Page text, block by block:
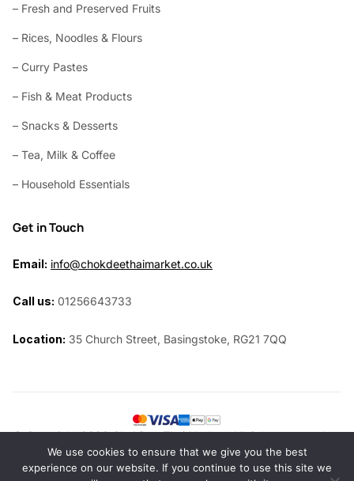
– Fresh and Preserved Fruits
– Rices, Noodles & Flours
– Curry Pastes
– Fish & Meat Products
– Snacks & Desserts
– Tea, Milk & Coffee
– Household Essentials
Get in Touch
Email: info@chokdeethaimarket.co.uk
Call us: 01256643733
Location: 35 Church Street, Basingstoke, RG21 7QQ
© Copyright 2026 ChokDee Thai Market. All rights reserved.
Website bySiri Design
We use cookies to ensure that we give you the best
experience on our website. If you continue to use this site we